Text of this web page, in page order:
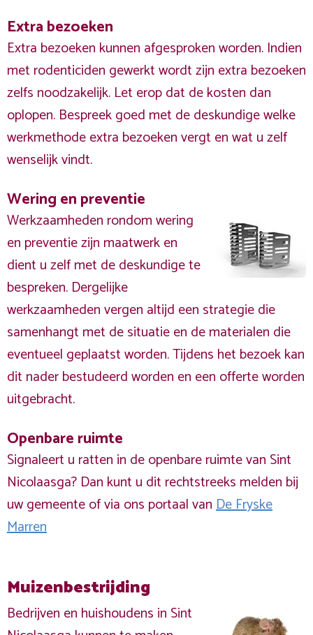
Extra bezoeken
Extra bezoeken kunnen afgesproken worden. Indien
met rodenticiden gewerkt wordt zijn extra bezoeken
zelfs noodzakelijk. Let erop dat de kosten dan
oplopen. Bespreek goed met de deskundige welke
werkmethode extra bezoeken vergt en wat u zelf
wenselijk vindt.
Wering en preventie
Werkzaamheden rondom wering
en preventie zijn maatwerk en
dient u zelf met de deskundige te
bespreken. Dergelijke
werkzaamheden vergen altijd een strategie die
samenhangt met de situatie en de materialen die
eventueel geplaatst worden. Tijdens het bezoek kan
dit nader bestudeerd worden en een offerte worden
uitgebracht.
Openbare ruimte
Signaleert u ratten in de openbare ruimte van Sint
Nicolaasga? Dan kunt u dit rechtstreeks melden bij
uw gemeente of via ons portaal vanDe Fryske
Marren
Muizenbestrijding
Bedrijven en huishoudens in Sint